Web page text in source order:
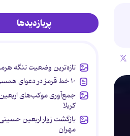
پربازدیدها
تازه‌ترین وضعیت تنگه
۱۰ خط قرمز در دعوای همسران
جمع‌آوری موکب‌های
کربلا
بازگشت زوار اربعین حسینی
مهران